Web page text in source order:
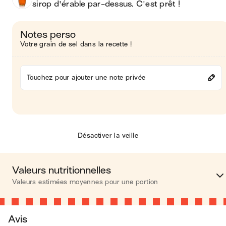
sirop d'érable par-dessus. C'est prêt !
Notes perso
Votre grain de sel dans la recette !
Touchez pour ajouter une note privée
Désactiver la veille
Valeurs nutritionnelles
Valeurs estimées moyennes pour une portion
Calories 450
Avis